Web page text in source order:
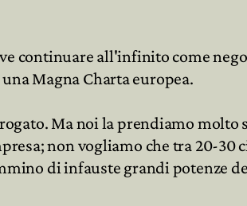
continuare all'infinito come
Magna Charta europea.
Ma noi la prendiamo
non vogliamo che tra 20-
di infauste grandi potenze